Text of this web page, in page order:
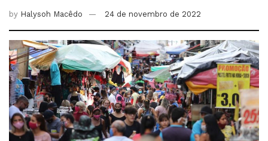
by Halysoh Macêdo 24 de novembro de 2022